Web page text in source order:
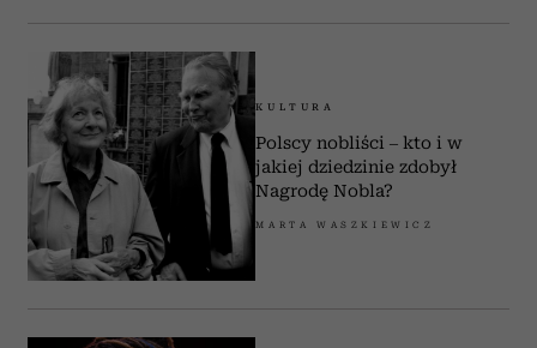
KULTURA
Polscy nobliści – kto i w
jakiej dziedzinie zdobył
Nagrodę Nobla?
MARTA WASZKIEWICZ